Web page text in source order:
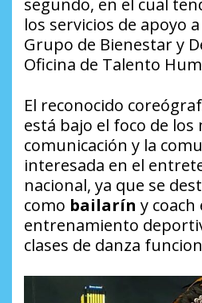
segundo, en el cual
los servicios de apoyo
Grupo de Bienestar y
Oficina de Talento
El reconocido
está bajo el foco de los
comunicación y la
interesada en el
nacional, ya que se
como bailarín y coach
entrenamiento
clases de danza